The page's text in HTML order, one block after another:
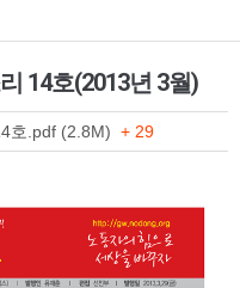
14호(2013년 3월)
호.pdf (2.8M) + 29